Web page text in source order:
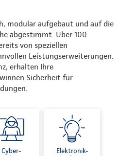
modular aufgebaut und auf die
abgestimmt. Über 100
von speziellen
Leistungserweiterungen.
erhalten Ihre
Sicherheit für
Cyber-
Elektronik-